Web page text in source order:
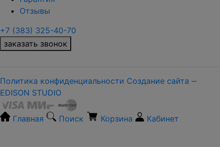
Отзывы
+7 (383) 325-40-70
заказать звонок
Политика конфиденциальности Создание сайта ‒
EDISON STUDIO
Главная Поиск Корзина Кабинет